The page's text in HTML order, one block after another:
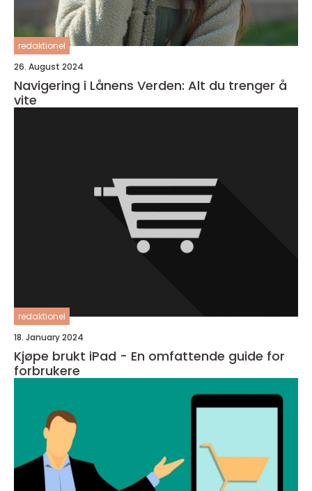
redaktionel
26. August 2024
Navigering i Lånens Verden: Alt du trenger å
vite
redaktionel
18. January 2024
Kjøpe brukt iPad - En omfattende guide for
forbrukere